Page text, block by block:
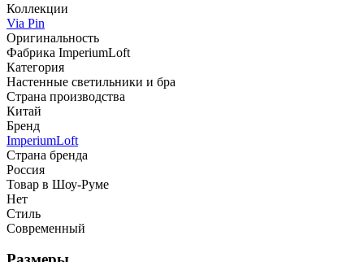
Коллекции
Via Pin
Оригинальность
Фабрика ImperiumLoft
Категория
Настенные светильники и бра
Страна производства
Китай
Бренд
ImperiumLoft
Страна бренда
Россия
Товар в Шоу-Руме
Нет
Стиль
Современный